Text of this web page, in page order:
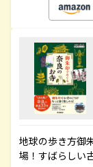
地球の歩き方御
場！すばらしい